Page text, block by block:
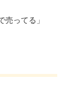
ってる」